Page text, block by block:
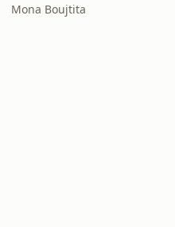
Mona Boujtita